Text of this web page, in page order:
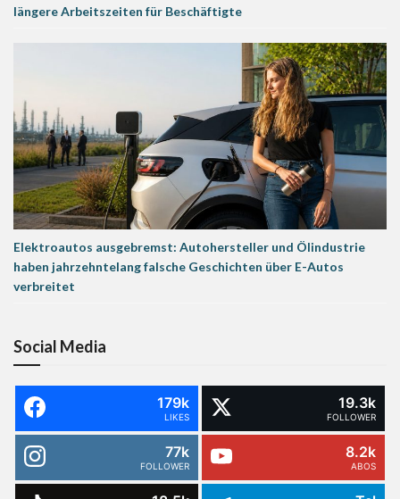
längere Arbeitszeiten für Beschäftigte
Elektroautos ausgebremst: Autohersteller und Ölindustrie
haben jahrzehntelang falsche Geschichten über E-Autos
verbreitet
Social Media
179k
LIKES
19.3k
FOLLOWER
77k
FOLLOWER
8.2k
ABOS